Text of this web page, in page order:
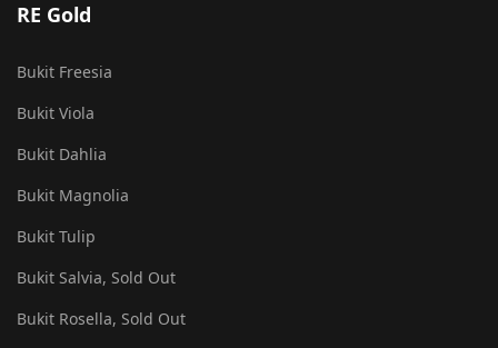
RE Gold
Bukit Freesia
Bukit Viola
Bukit Dahlia
Bukit Magnolia
Bukit Tulip
Bukit Salvia, Sold Out
Bukit Rosella, Sold Out